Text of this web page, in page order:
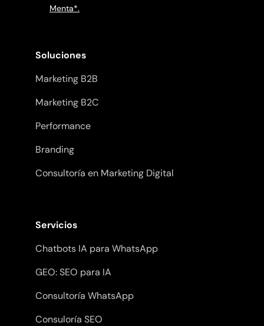
Menta*.
Soluciones
Marketing B2B
Marketing B2C
Performance
Branding
Consultoría en Marketing Digital
Servicios
Chatbots IA para WhatsApp
GEO: SEO para IA
Consultoría WhatsApp
Consuloría SEO